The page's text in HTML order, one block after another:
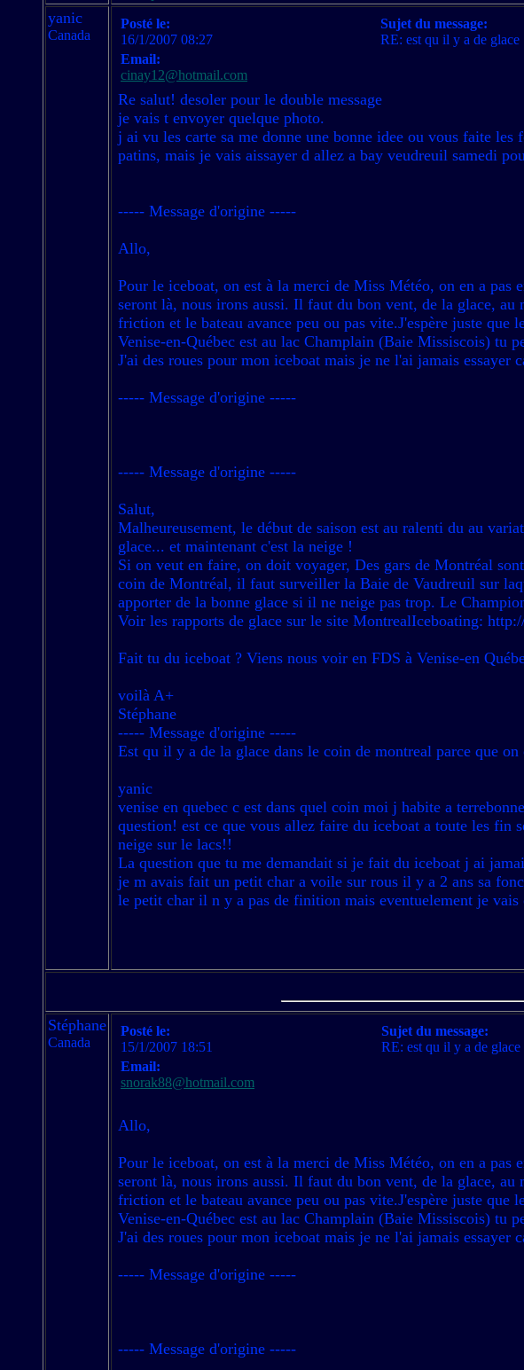
yanic
Canada
Posté le:
16/1/2007 08:27
Sujet du message:
RE: est qu il y a de glace
Email:
cinay12@hotmail.com
Re salut! desoler pour le double message
je vais t envoyer quelque photo.
j ai vu les carte sa me donne une bonne idee ou vous faite
patins, mais je vais aissayer d allez a bay veudreuil samedi
----- Message d'origine -----
Allo,
Pour le iceboat, on est à la merci de Miss Météo, on en a pas
seront là, nous irons aussi. Il faut du bon vent, de la glace,
friction et le bateau avance peu ou pas vite.J'espère juste
Venise-en-Québec est au lac Champlain (Baie Missiscois) tu
J'ai des roues pour mon iceboat mais je ne l'ai jamais essayer
----- Message d'origine -----
----- Message d'origine -----
Salut,
Malheureusement, le début de saison est au ralenti du au
glace... et maintenant c'est la neige !
Si on veut en faire, on doit voyager, Des gars de Montréal
coin de Montréal, il faut surveiller la Baie de Vaudreuil sur
apporter de la bonne glace si il ne neige pas trop. Le
Voir les rapports de glace sur le site MontrealIceboating:
Fait tu du iceboat ? Viens nous voir en FDS à Venise-en
voilà A+
Stéphane
----- Message d'origine -----
Est qu il y a de la glace dans le coin de montreal parce que
yanic
venise en quebec c est dans quel coin moi j habite a
question! est ce que vous allez faire du iceboat a toute les
neige sur le lacs!!
La question que tu me demandait si je fait du iceboat j ai
je m avais fait un petit char a voile sur rous il y a 2 ans sa
le petit char il n y a pas de finition mais eventuelement je
Stéphane
Canada
Posté le:
15/1/2007 18:51
Sujet du message:
RE: est qu il y a de glace
Email:
snorak88@hotmail.com
Allo,
Pour le iceboat, on est à la merci de Miss Météo, on en a pas
seront là, nous irons aussi. Il faut du bon vent, de la glace,
friction et le bateau avance peu ou pas vite.J'espère juste
Venise-en-Québec est au lac Champlain (Baie Missiscois) tu
J'ai des roues pour mon iceboat mais je ne l'ai jamais essayer
----- Message d'origine -----
----- Message d'origine -----